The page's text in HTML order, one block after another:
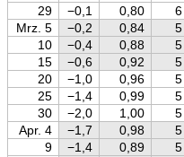
29
−0,1 0,80 6
Mrz. 5
−0,2 0,84 5
10
−0,4 0,88 5
15
−0,6 0,92 5
20
−1,0 0,96 5
25
−1,4 0,99 5
30
−2,0 1,00 5
Apr. 4
−1,7 0,98 5
9
−1,4 0,89 5